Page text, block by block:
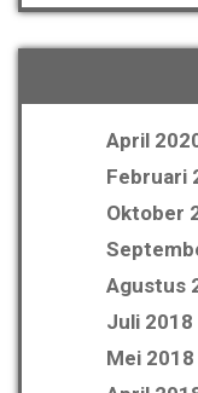
April
Februari
Oktober
Agustus
Juli 2018
Mei 2018